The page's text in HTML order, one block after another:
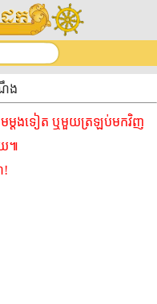
ង
មម្ដងទៀត ឬមួយត្រឡប់មកវិញ
៕
!